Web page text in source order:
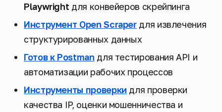
Playwright для конвейеров скрейпинга
Инструмент Open Scraperдля извлечения
структурированных данных
Готов к Postman для тестирования API и
автоматизации рабочих процессов
Инструменты проверки для проверки
качества IP, оценки мошенничества и